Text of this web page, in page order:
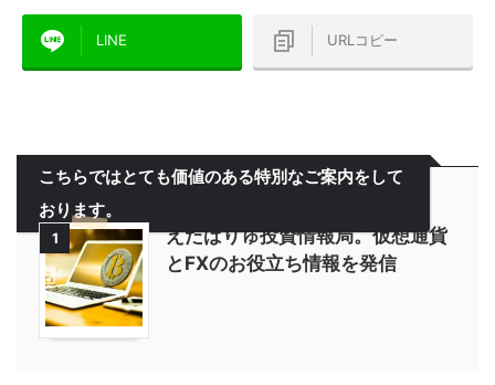
LINE URLコピー
こちらではとても価値のある特別なご案内をして
おります。
1
えたばりゅ投資情報局。仮想通貨
とFXのお役立ち情報を発信